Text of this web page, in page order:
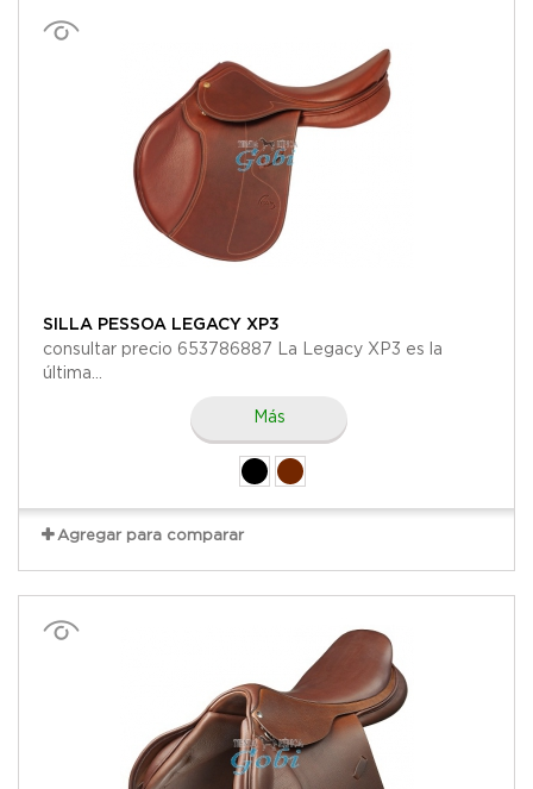
SILLA PESSOA LEGACY XP3
consultar precio 653786887 La Legacy XP3 es la
última...
Más
Agregar para comparar